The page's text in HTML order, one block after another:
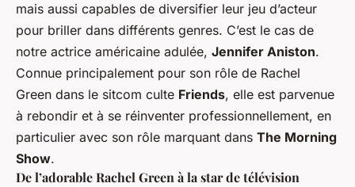
mais aussi capables de diversifier leur jeu d’acteur
pour briller dans différents genres. C’est le cas de
notre actrice américaine adulée, Jennifer Aniston.
Connue principalement pour son rôle de Rachel
Green dans le sitcom culte Friends, elle est parvenue
à rebondir et à se réinventer professionnellement, en
particulier avec son rôle marquant dans The Morning
Show.
De l’adorable Rachel Green à la star de télévision